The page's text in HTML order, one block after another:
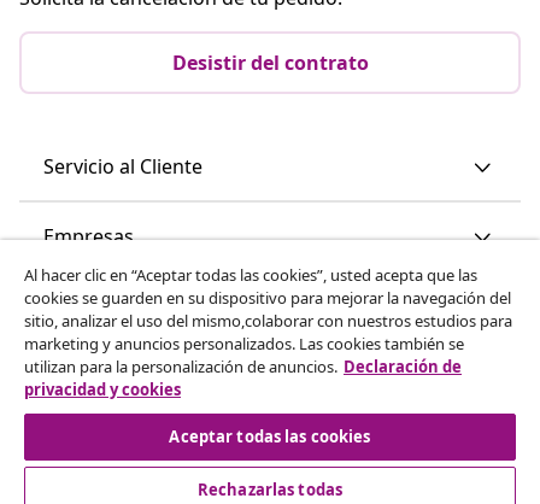
Desistir del contrato
Servicio al Cliente
Empresas
vidaXL
Descubre mas
Al hacer clic en “Aceptar todas las cookies”, usted acepta que las
cookies se guarden en su dispositivo para mejorar la navegación del
sitio, analizar el uso del mismo,colaborar con nuestros estudios para
marketing y anuncios personalizados. Las cookies también se
utilizan para la personalización de anuncios. Declaración de
privacidad y cookies
Aceptar todas las cookies
Rechazarlas todas